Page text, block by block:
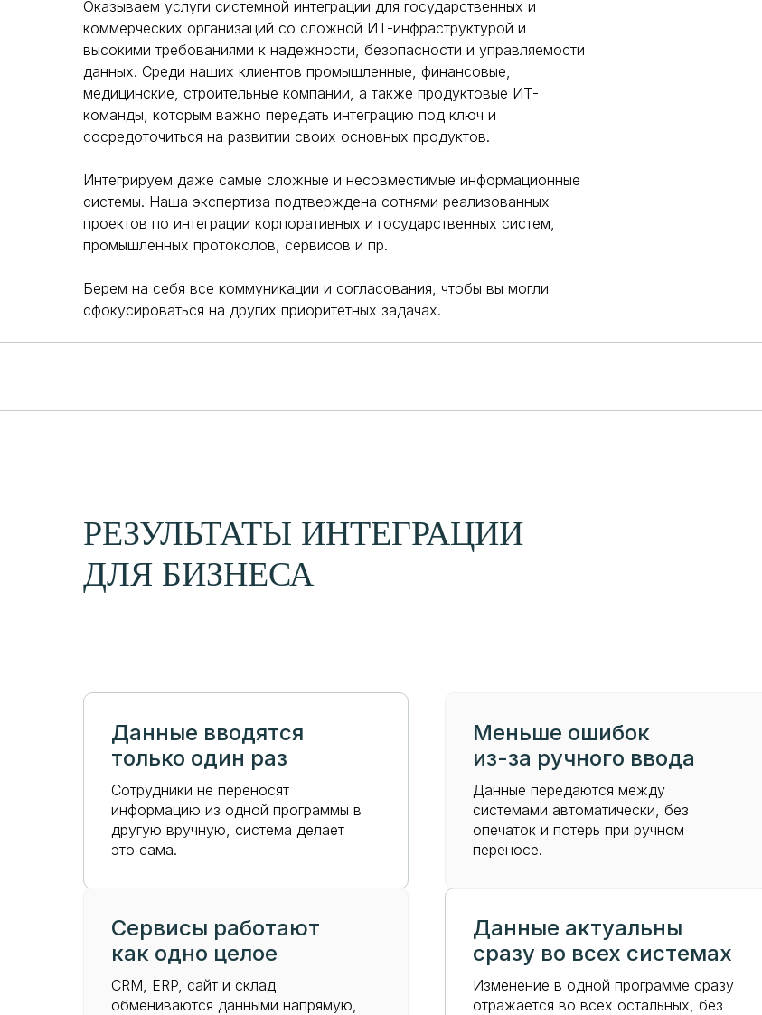
Оказываем услуги системной интеграции для государственных и
коммерческих организаций со сложной ИТ-инфраструктурой и
высокими требованиями к надежности, безопасности и управляемости
данных. Среди наших клиентов промышленные, финансовые,
медицинские, строительные компании, а также продуктовые ИТ-
команды, которым важно передать интеграцию под ключ и
сосредоточиться на развитии своих основных продуктов.
Интегрируем даже самые сложные и несовместимые информационные
системы. Наша экспертиза подтверждена сотнями реализованных
проектов по интеграции корпоративных и государственных систем,
промышленных протоколов, сервисов и пр.
Берем на себя все коммуникации и согласования, чтобы вы могли
сфокусироваться на других приоритетных задачах.
РЕЗУЛЬТАТЫ ИНТЕГРАЦИИ
ДЛЯ БИЗНЕСА
Данные вводятся
только один раз
Сотрудники не переносят
информацию из одной программы в
другую вручную, система делает
это сама.
Меньше ошибок
из-за ручного ввода
Данные передаются между
системами автоматически, без
опечаток и потерь при ручном
переносе.
Сервисы работают
как одно целое
CRM, ERP, сайт и склад
обмениваются данными напрямую,
Данные актуальны
сразу во всех системах
Изменение в одной программе сразу
отражается во всех остальных, без